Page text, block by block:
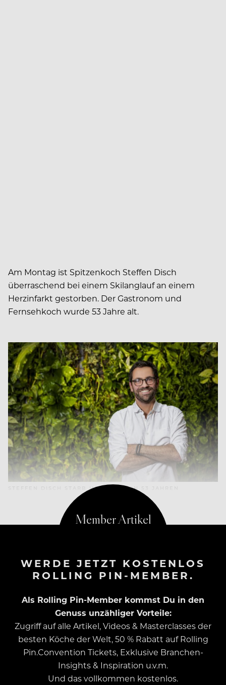
Am Montag ist Spitzenkoch Steffen Disch
überraschend bei einem Skilanglauf an einem
Herzinfarkt gestorben. Der Gastronom und
Fernsehkoch wurde 53 Jahre alt.
STEFFEN DISCH STARB IM ALTER VON 53 JAHREN
WERDE JETZT KOSTENLOS
ROLLING PIN-MEMBER.
Als Rolling Pin-Member kommst Du in den
Genuss unzähliger Vorteile:
Zugriff auf alle Artikel, Videos & Masterclasses der
besten Köche der Welt, 50 % Rabatt auf Rolling
Pin.Convention Tickets, Exklusive Branchen-
Insights & Inspiration u.v.m.
Und das vollkommen kostenlos.